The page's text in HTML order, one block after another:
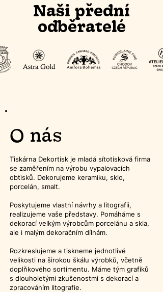
Naši přední
odběratelé
O nás
Tiskárna Dekortisk je mladá sítotisková firma
se zaměřením na výrobu vypalovacích
obtisků. Dekorujeme keramiku, sklo,
porcelán, smalt.
Poskytujeme vlastní návrhy a litografii,
realizujeme vaše představy. Pomáháme s
dekorací velkým výrobcům porcelánu a skla,
ale i malým dekoračním dílnám.
Rozkreslujeme a tiskneme jednotlivé
velikosti na širokou škálu výrobků, včetně
doplňkového sortimentu. Máme tým grafiků
s dlouholetými zkušenostmi s dekorací a
zpracováním litografie.